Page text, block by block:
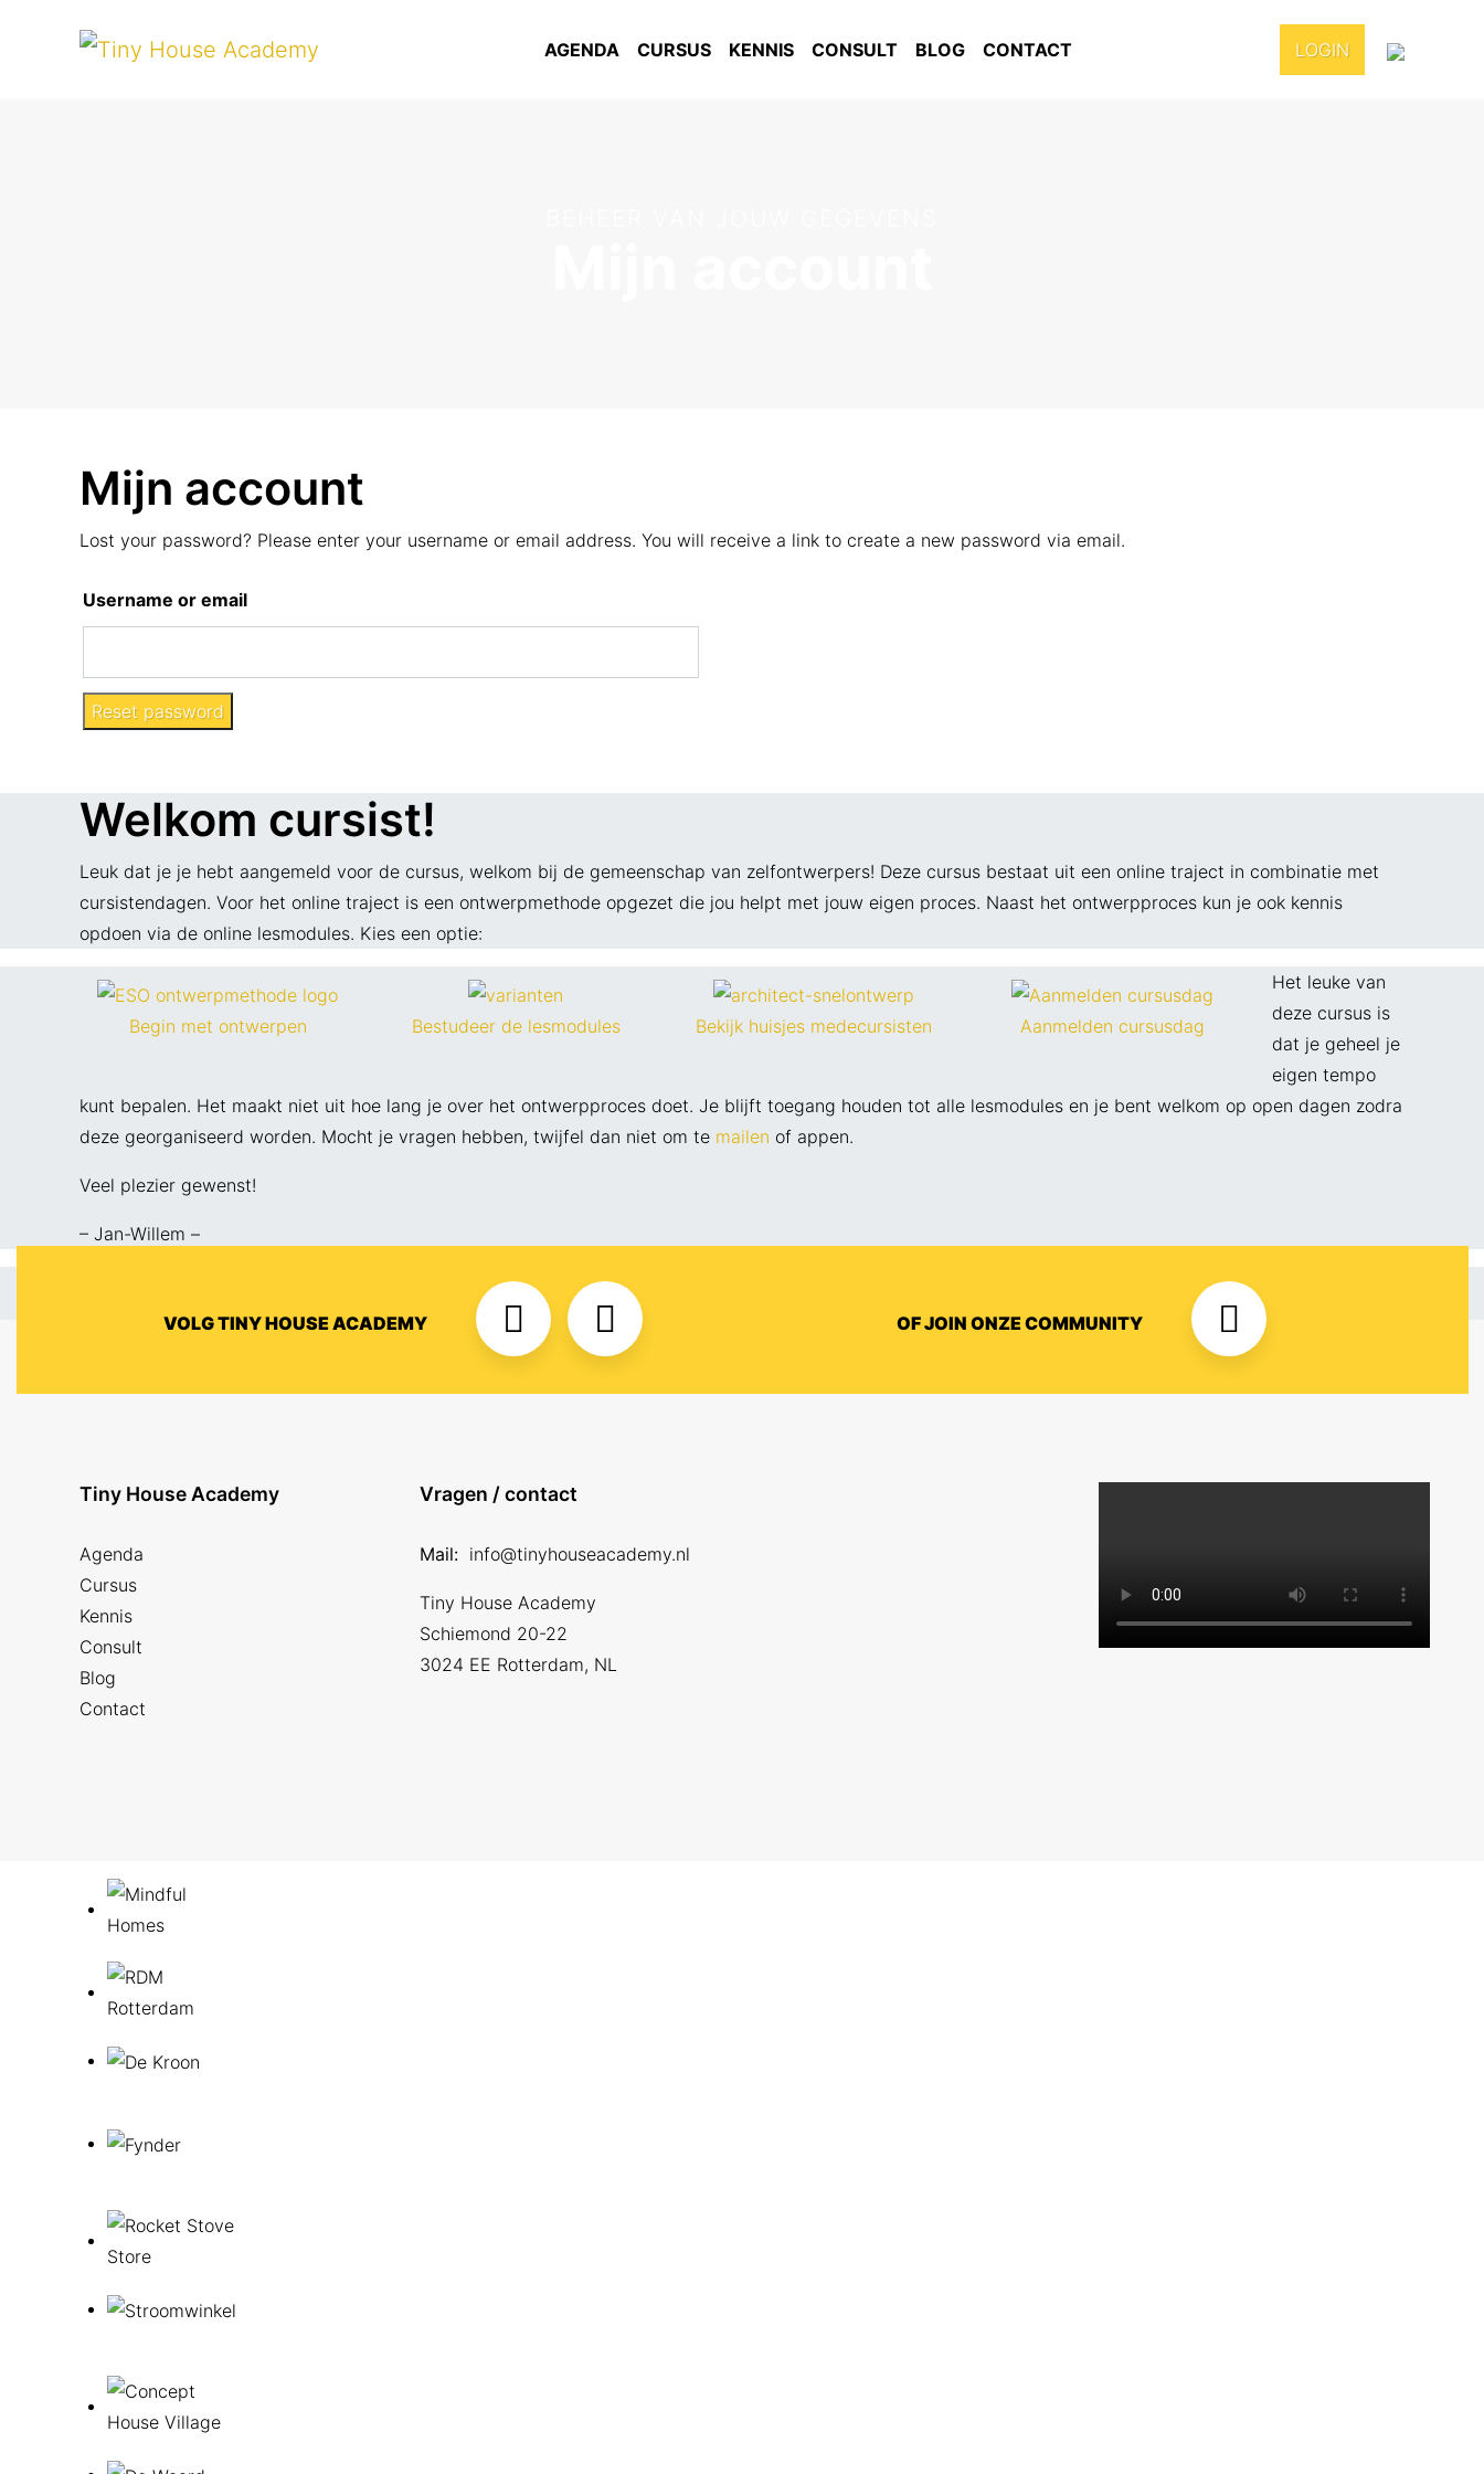
AGENDA CURSUS KENNIS CONSULT BLOG CONTACT LOGIN
Mijn account
Lost your password? Please enter your username or email address. You will receive a link to create a new password via email.
Username or email
Reset password
Welkom cursist!
Leuk dat je je hebt aangemeld voor de cursus, welkom bij de gemeenschap van zelfontwerpers! Deze cursus bestaat uit een online traject in combinatie met
cursistendagen. Voor het online traject is een ontwerpmethode opgezet die jou helpt met jouw eigen proces. Naast het ontwerpproces kun je ook kennis
opdoen via de online lesmodules. Kies een optie:
Begin met ontwerpen Bestudeer de lesmodules Bekijk huisjes medecursisten Aanmelden cursusdag
Het leuke van
deze cursus is
dat je geheel je
eigen tempo
kunt bepalen. Het maakt niet uit hoe lang je over het ontwerpproces doet. Je blijft toegang houden tot alle lesmodules en je bent welkom op open dagen zodra
deze georganiseerd worden. Mocht je vragen hebben, twijfel dan niet om te mailen of appen.
Veel plezier gewenst!
– Jan-Willem –
VOLG TINY HOUSE ACADEMY OF JOIN ONZE COMMUNITY
Tiny House Academy
Agenda
Cursus
Kennis
Consult
Blog
Contact
Vragen / contact
Mail: info@tinyhouseacademy.nl
Tiny House Academy
Schiemond 20-22
3024 EE Rotterdam, NL